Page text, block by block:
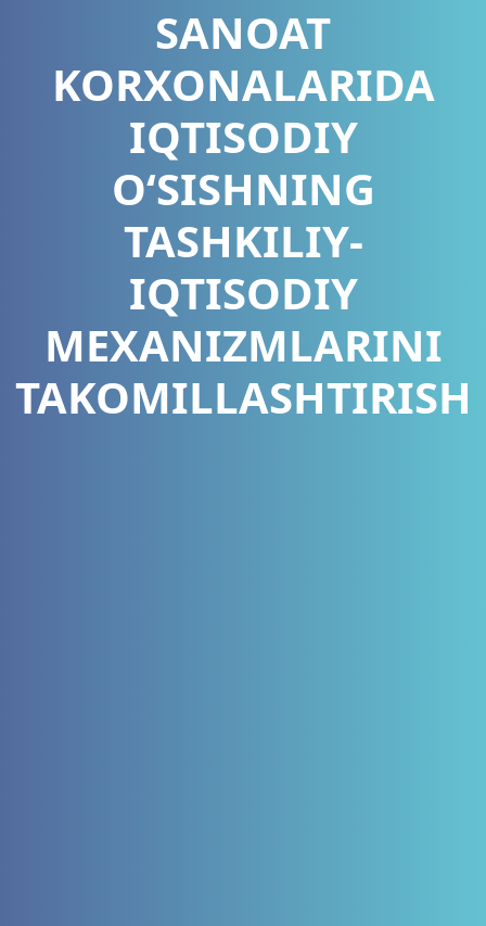
SANOAT
KORXONALARIDA
IQTISODIY
O‘SISHNING
TASHKILIY-
IQTISODIY
MEXANIZMLARINI
TAKOMILLASHTIRISH